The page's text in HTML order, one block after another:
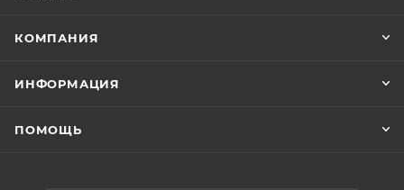
КОМПАНИЯ
ИНФОРМАЦИЯ
ПОМОЩЬ